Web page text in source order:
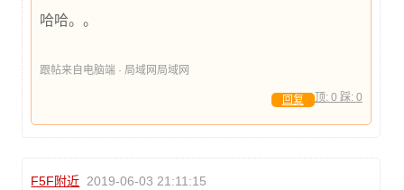
哈哈。。
跟帖来自电脑端 · 局域网局域网
顶: 0 踩: 0
回复
F5F附近 2019-06-03 21:11:15